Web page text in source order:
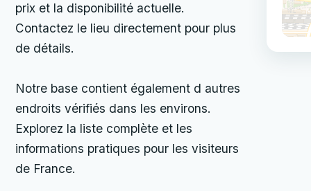
prix et la disponibilité actuelle.
Contactez le lieu directement pour plus
de détails.
Notre base contient également d autres
endroits vérifiés dans les environs.
Explorez la liste complète et les
informations pratiques pour les visiteurs
de France.